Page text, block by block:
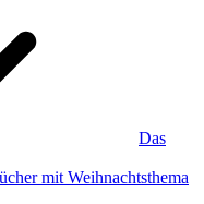
Das
mit Weihnachtsthema